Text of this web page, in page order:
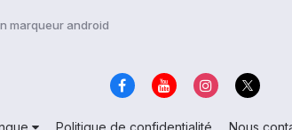
marqueur android